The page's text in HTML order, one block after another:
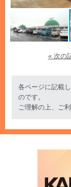
« 次の
各ページに記載
のです。
ご理解の上、ご利